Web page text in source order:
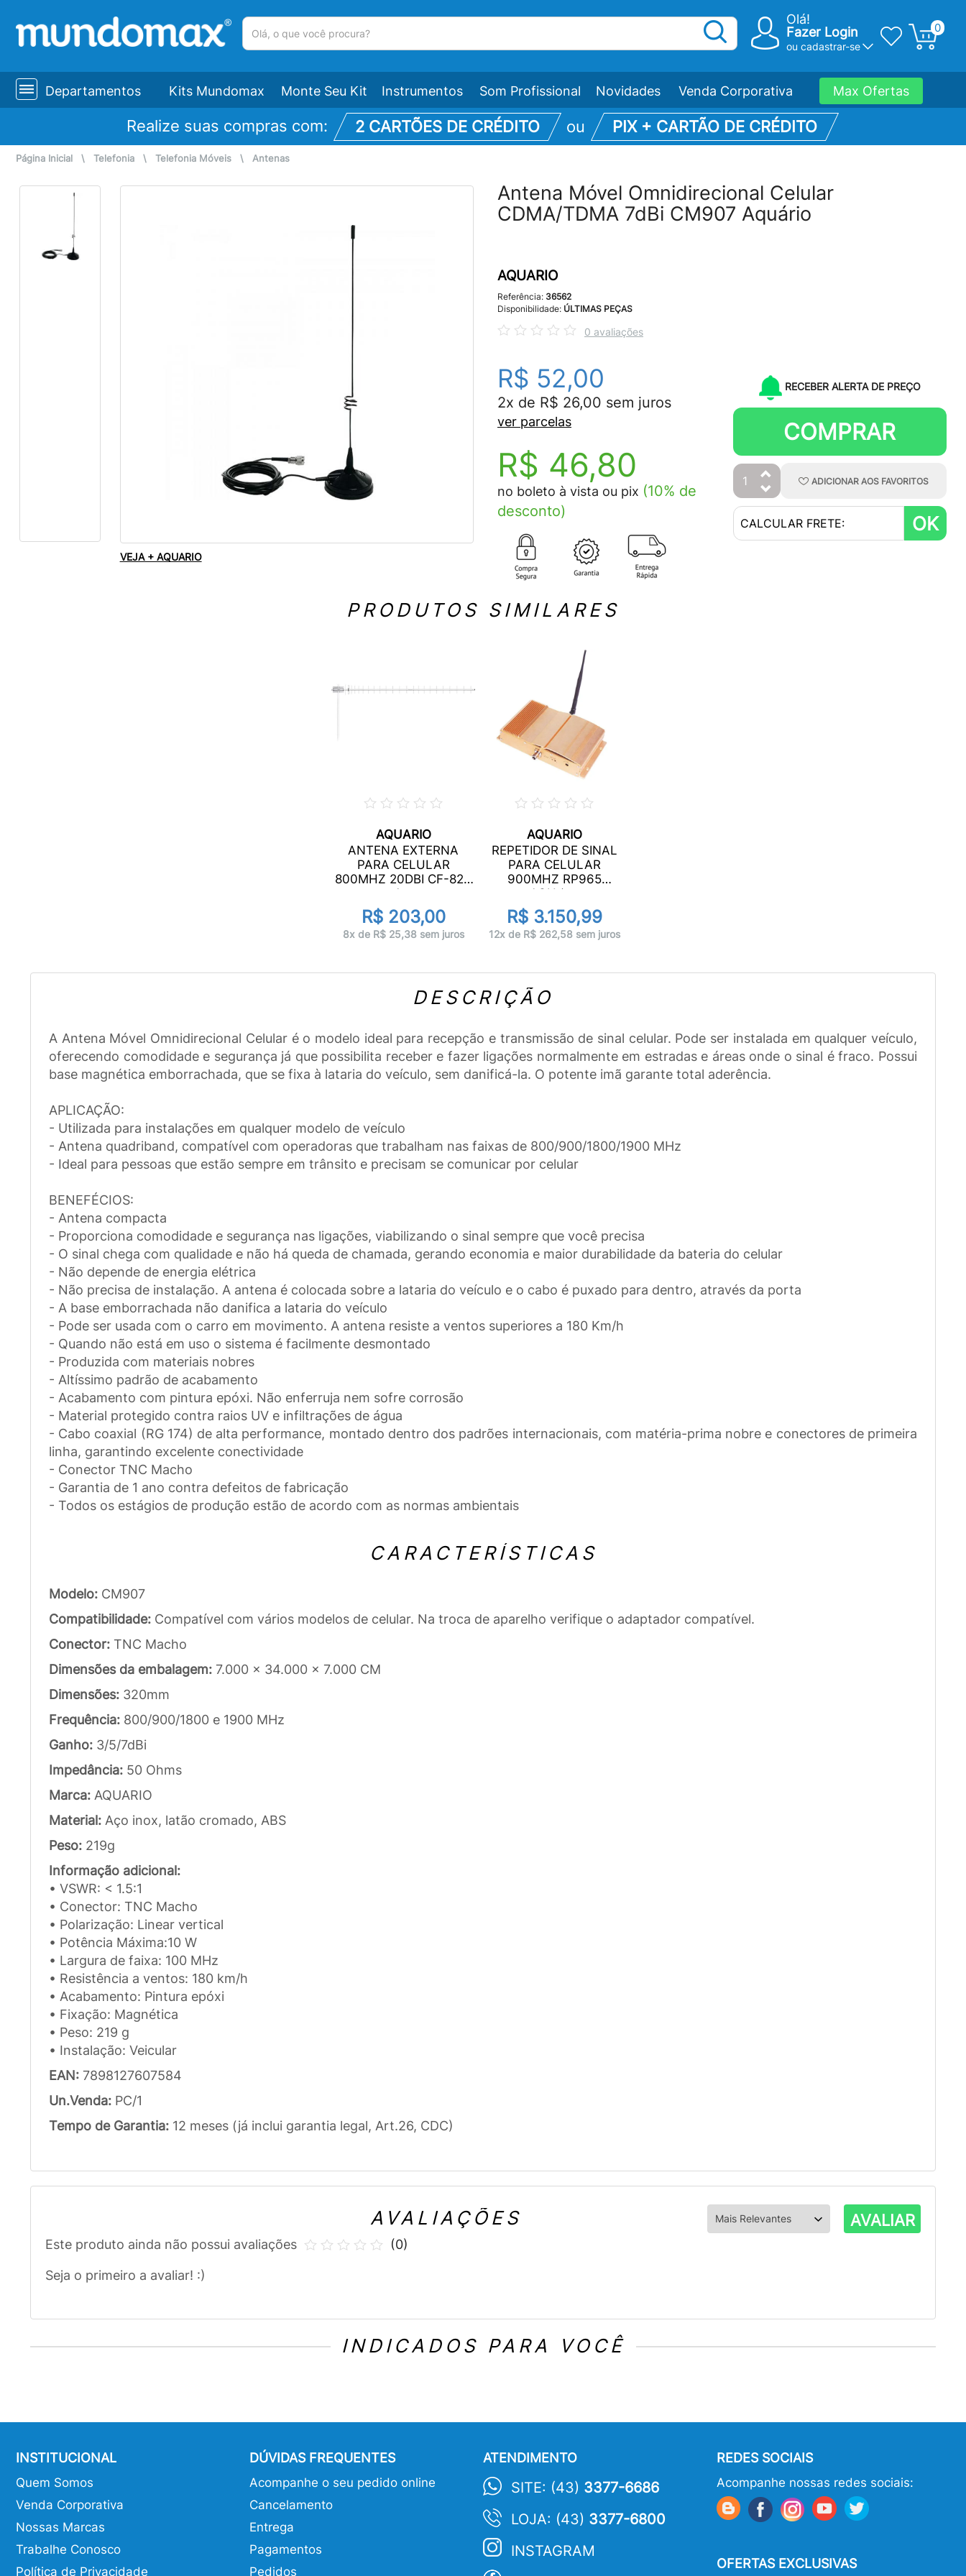
Olá!
Fazer Login
ou cadastrar-se
0
Departamentos Kits Mundomax Monte Seu Kit Instrumentos Som Profissional Novidades Venda Corporativa Max Ofertas
Realize suas compras com: 2 CARTÕES DE CRÉDITO ou PIX + CARTÃO DE CRÉDITO
Página Inicial \ Telefonia \ Telefonia Móveis \ Antenas
VEJA + AQUARIO
Antena Móvel Omnidirecional Celular
CDMA/TDMA 7dBi CM907 Aquário
AQUARIO
Referência: 36562
Disponibilidade: ÚLTIMAS PEÇAS
0 avaliações
R$ 52,00
2x de R$ 26,00 sem juros
ver parcelas
R$ 46,80
no boleto à vista ou pix (10% de
desconto)
RECEBER ALERTA DE PREÇO
COMPRAR
ADICIONAR AOSFAVORITOS
OK
PRODUTOS SIMILARES
AQUARIO
ANTENA EXTERNA
PARA CELULAR
800MHZ 20DBI CF-820
A...
R$ 203,00
8x de R$ 25,38 sem juros
AQUARIO
REPETIDOR DE SINAL
PARA CELULAR
900MHZ RP965
AQU�...
R$ 3.150,99
12x de R$ 262,58 sem juros
DESCRIÇÃO
A Antena Móvel Omnidirecional Celular é o modelo ideal para recepção e transmissão de sinal celular. Pode ser instalada em qualquer veículo,
oferecendo comodidade e segurança já que possibilita receber e fazer ligações normalmente em estradas e áreas onde o sinal é fraco. Possui
base magnética emborrachada, que se fixa à lataria do veículo, sem danificá-la. O potente imã garante total aderência.
APLICAÇÃO:
- Utilizada para instalações em qualquer modelo de veículo
- Antena quadriband, compatível com operadoras que trabalham nas faixas de 800/900/1800/1900 MHz
- Ideal para pessoas que estão sempre em trânsito e precisam se comunicar por celular
BENEFÉCIOS:
- Antena compacta
- Proporciona comodidade e segurança nas ligações, viabilizando o sinal sempre que você precisa
- O sinal chega com qualidade e não há queda de chamada, gerando economia e maior durabilidade da bateria do celular
- Não depende de energia elétrica
- Não precisa de instalação. A antena é colocada sobre a lataria do veículo e o cabo é puxado para dentro, através da porta
- A base emborrachada não danifica a lataria do veículo
- Pode ser usada com o carro em movimento. A antena resiste a ventos superiores a 180 Km/h
- Quando não está em uso o sistema é facilmente desmontado
- Produzida com materiais nobres
- Altíssimo padrão de acabamento
- Acabamento com pintura epóxi. Não enferruja nem sofre corrosão
- Material protegido contra raios UV e infiltrações de água
- Cabo coaxial (RG 174) de alta performance, montado dentro dos padrões internacionais, com matéria-prima nobre e conectores de primeira
linha, garantindo excelente conectividade
- Conector TNC Macho
- Garantia de 1 ano contra defeitos de fabricação
- Todos os estágios de produção estão de acordo com as normas ambientais
CARACTERÍSTICAS
Modelo: CM907
Compatibilidade: Compatível com vários modelos de celular. Na troca de aparelho verifique o adaptador compatível.
Conector: TNC Macho
Dimensões da embalagem: 7.000 x 34.000 x 7.000 CM
Dimensões: 320mm
Frequência: 800/900/1800 e 1900 MHz
Ganho: 3/5/7dBi
Impedância: 50 Ohms
Marca: AQUARIO
Material: Aço inox, latão cromado, ABS
Peso: 219g
Informação adicional:
• VSWR: < 1.5:1
• Conector: TNC Macho
• Polarização: Linear vertical
• Potência Máxima:10 W
• Largura de faixa: 100 MHz
• Resistência a ventos: 180 km/h
• Acabamento: Pintura epóxi
• Fixação: Magnética
• Peso: 219 g
• Instalação: Veicular
EAN: 7898127607584
Un.Venda: PC/1
Tempo de Garantia: 12 meses (já inclui garantia legal, Art.26, CDC)
AVALIAÇÕES AVALIAR
Este produto ainda não possui avaliações
Seja o primeiro a avaliar! :)
(0)
INDICADOS PARA VOCÊ
INSTITUCIONAL
Quem Somos
Venda Corporativa
Nossas Marcas
Trabalhe Conosco
Política de Privacidade
DÚVIDAS FREQUENTES
Acompanhe o seu pedido online
Cancelamento
Entrega
Pagamentos
Pedidos
ATENDIMENTO
SITE: (43) 3377-6686
LOJA: (43) 3377-6800
INSTAGRAM
REDES SOCIAIS
Acompanhe nossas redes sociais:
OFERTAS EXCLUSIVAS